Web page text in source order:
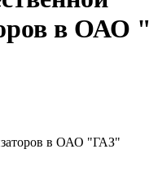
в
в ОАО "ГАЗ"